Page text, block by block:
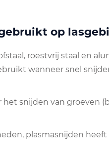
op
roestvrij staal en
wanneer snel
snijden van groeven
plasmasnijden